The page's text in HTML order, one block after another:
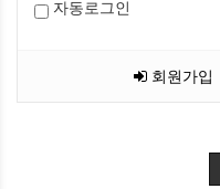
자동로그인
회원가입